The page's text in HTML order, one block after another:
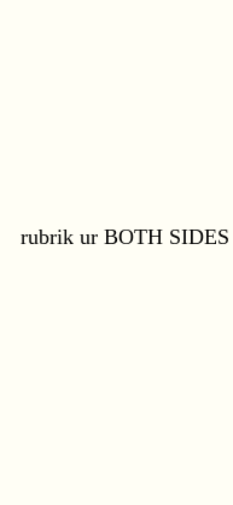
rubrik ur BOTH